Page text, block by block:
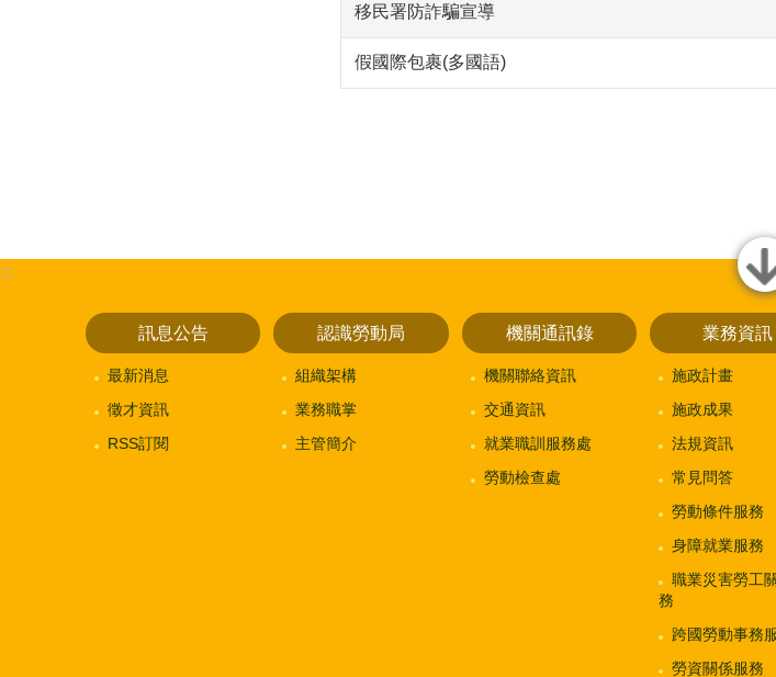
移民署防詐騙宣導
假國際包裹(多國語)
:::
訊息公告
最新消息
徵才資訊
RSS訂閱
認識勞動局
組織架構
業務職掌
主管簡介
機關通訊錄
機關聯絡資訊
交通資訊
就業職訓服務處
勞動檢查處
業務資訊
施政計畫
施政成果
法規資訊
常見問答
勞動條件服務
身障就業服務
職業災害勞工
務
跨國勞動事務
勞資關係服務